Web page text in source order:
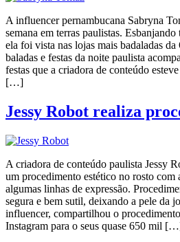
A influencer pernambucana Sabryna
semana em terras paulistas.
ela foi vista nas lojas mais badaladas
baladas e festas da noite paulista
festas que a criadora de conteúdo
[…]
Jessy Robot realiza
A criadora de conteúdo paulista Jessy
um procedimento estético no rosto com
algumas linhas de expressão.
segura e bem sutil, deixando a pele da
influencer, compartilhou o
Instagram para o seus quase 650 mil